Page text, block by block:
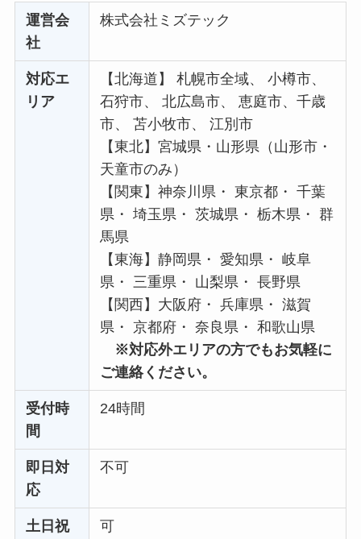
運営会
社
株式会社ミズテック
対応エ
リア
【北海道】 札幌市全域、 小樽市、
石狩市、 北広島市、 恵庭市、千歳
市、 苫小牧市、 江別市
【東北】宮城県・山形県（山形市・
天童市のみ）
【関東】神奈川県・ 東京都・ 千葉
県・ 埼玉県・ 茨城県・ 栃木県・ 群
馬県
【東海】静岡県・ 愛知県・ 岐阜
県・ 三重県・ 山梨県・ 長野県
【関西】大阪府・ 兵庫県・ 滋賀
県・ 京都府・ 奈良県・ 和歌山県
※対応外エリアの方でもお気軽に
ご連絡ください。
受付時
間
24時間
即日対
応
不可
土日祝
可